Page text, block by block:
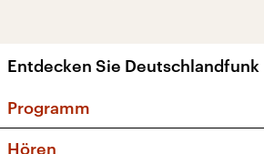
Entdecken Sie Deutschlandfunk
Programm
Hören